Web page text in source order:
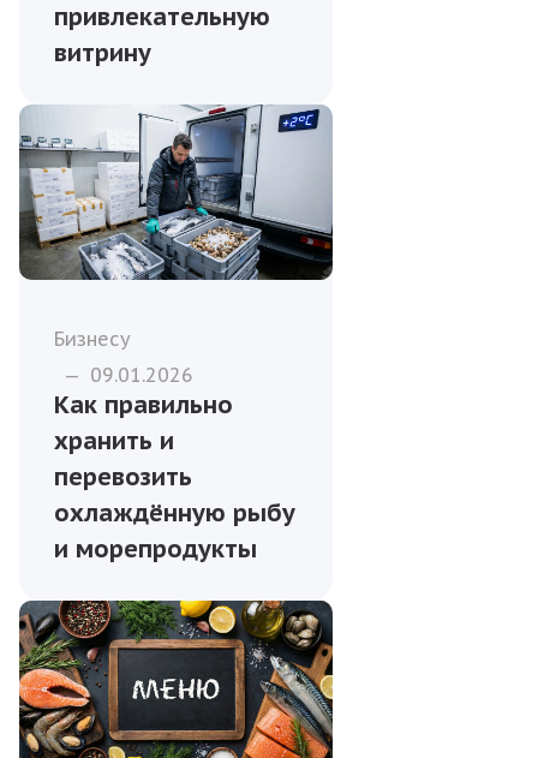
привлекательную
витрину
Бизнесу
— 09.01.2026
Как правильно
хранить и
перевозить
охлаждённую рыбу
и морепродукты